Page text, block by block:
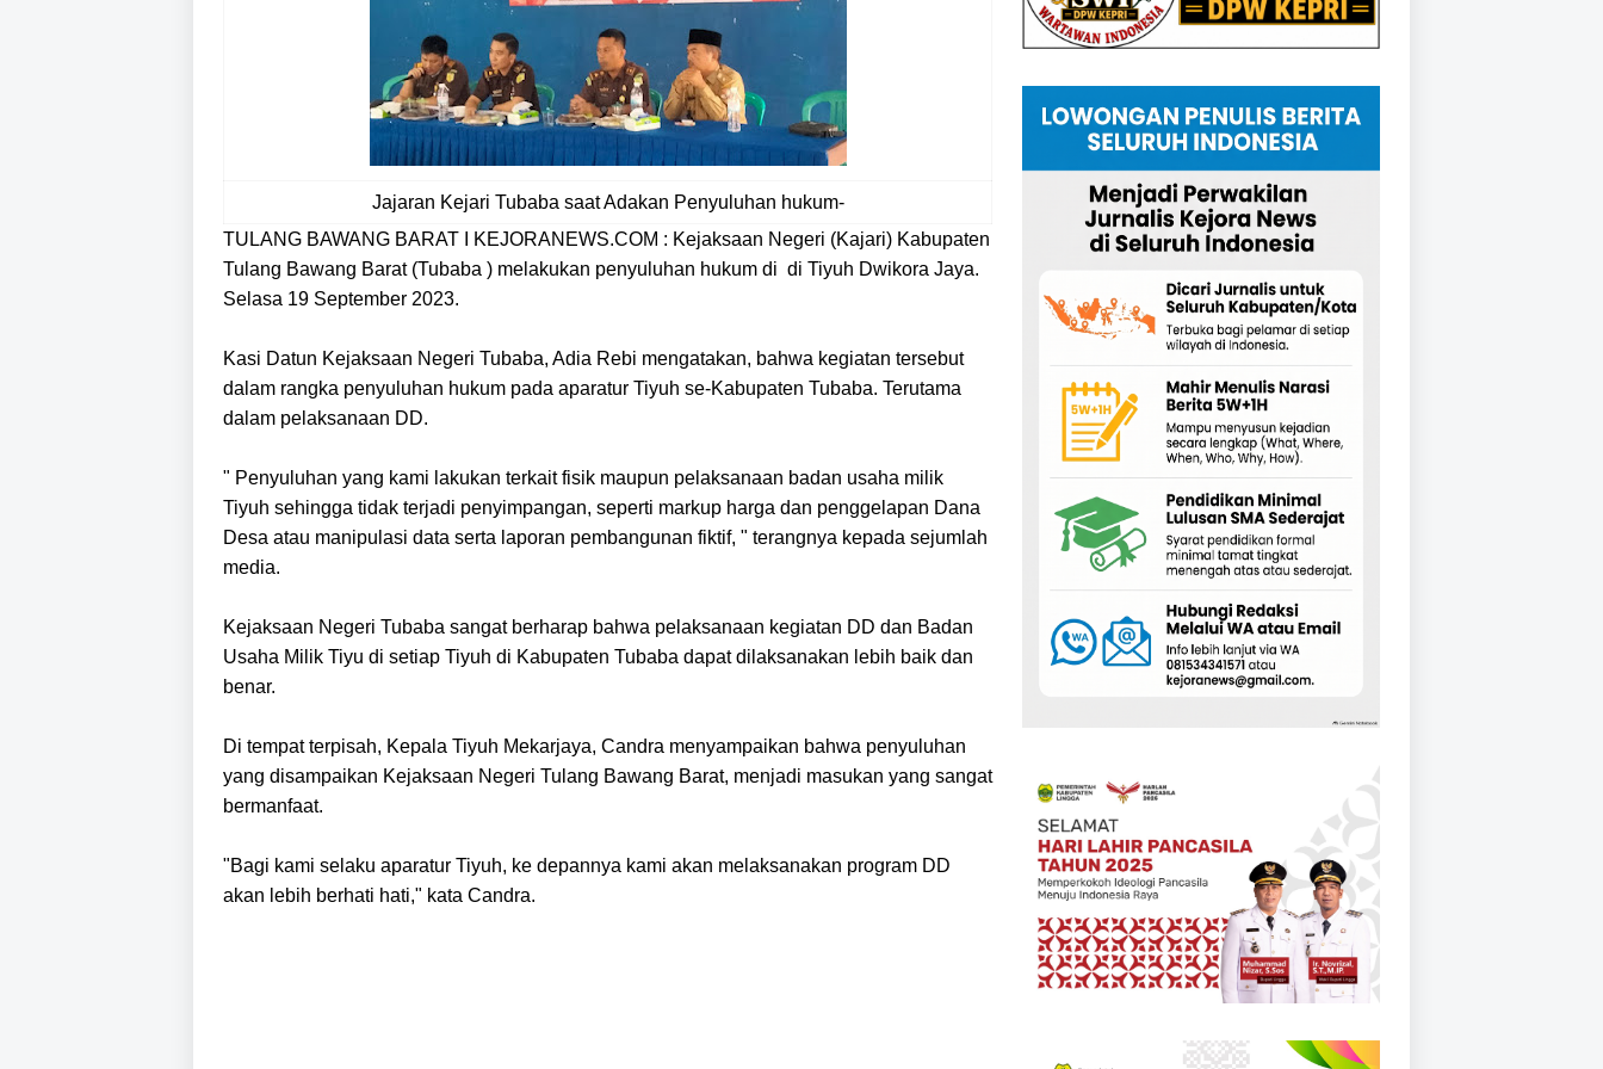
Jajaran Kejari Tubaba saat Adakan Penyuluhan hukum-
TULANG BAWANG BARAT I KEJORANEWS.COM : Kejaksaan Negeri (Kajari) Kabupaten
Tulang Bawang Barat (Tubaba ) melakukan penyuluhan hukum di di Tiyuh Dwikora Jaya.
Selasa 19 September 2023.
Kasi Datun Kejaksaan Negeri Tubaba, Adia Rebi mengatakan, bahwa kegiatan tersebut
dalam rangka penyuluhan hukum pada aparatur Tiyuh se-Kabupaten Tubaba. Terutama
dalam pelaksanaan DD.
" Penyuluhan yang kami lakukan terkait fisik maupun pelaksanaan badan usaha milik
Tiyuh sehingga tidak terjadi penyimpangan, seperti markup harga dan penggelapan Dana
Desa atau manipulasi data serta laporan pembangunan fiktif, " terangnya kepada sejumlah
media.
Kejaksaan Negeri Tubaba sangat berharap bahwa pelaksanaan kegiatan DD dan Badan
Usaha Milik Tiyu di setiap Tiyuh di Kabupaten Tubaba dapat dilaksanakan lebih baik dan
benar.
Di tempat terpisah, Kepala Tiyuh Mekarjaya, Candra menyampaikan bahwa penyuluhan
yang disampaikan Kejaksaan Negeri Tulang Bawang Barat, menjadi masukan yang sangat
bermanfaat.
"Bagi kami selaku aparatur Tiyuh, ke depannya kami akan melaksanakan program DD
akan lebih berhati hati," kata Candra.